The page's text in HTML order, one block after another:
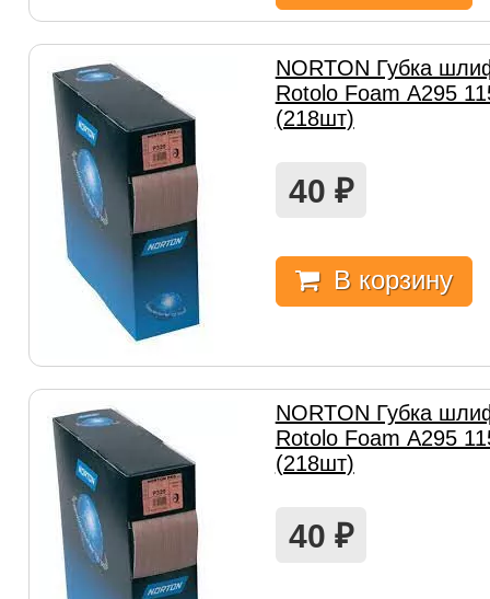
NORTON Губка
Rotolo Foam А295
(218шт)
40 ₽
В корзину
NORTON Губка
Rotolo Foam А295
(218шт)
40 ₽